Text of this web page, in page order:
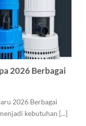
2026 Berbagai
2026 Berbagai
kebutuhan [...]